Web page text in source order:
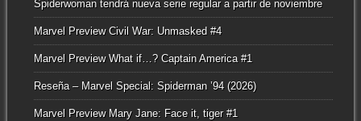
Spiderwoman tendrá nueva serie regular a partir de noviembre
Marvel Preview Civil War: Unmasked #4
Marvel Preview What if…? Captain America #1
Reseña – Marvel Special: Spiderman ’94 (2026)
Marvel Preview Mary Jane: Face it, tiger #1